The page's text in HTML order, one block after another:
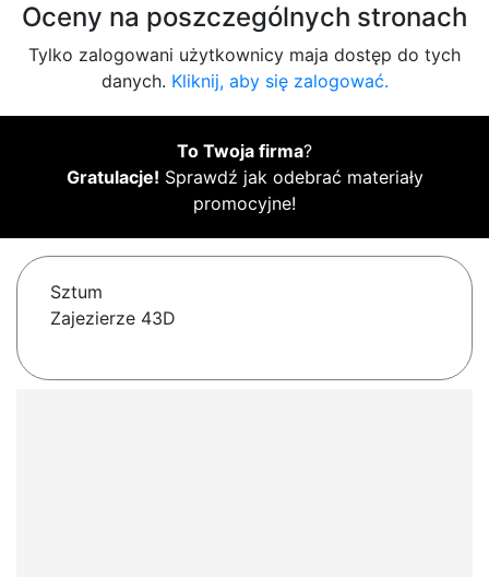
Oceny na poszczególnych stronach
Tylko zalogowani użytkownicy maja dostęp do tych
danych. Kliknij, aby się zalogować.
To Twoja firma?
Gratulacje! Sprawdź jak odebrać materiały
promocyjne!
Sztum
Zajezierze 43D